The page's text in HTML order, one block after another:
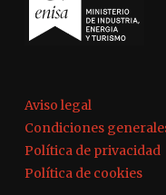
Aviso legal
Condiciones
Política de privacidad
Política de cookies